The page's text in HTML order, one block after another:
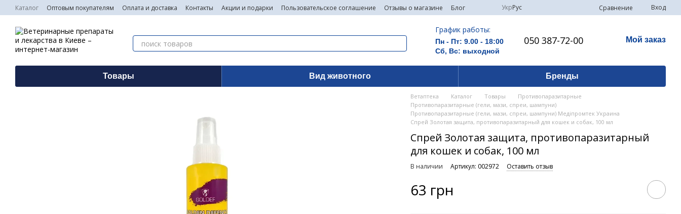
Перейти к основному контенту
Каталог Оптовым покупателям Оплата и доставка Контакты Акции и подарки Пользовательское соглашение Отзывы о магазине Блог УкрРус Сравнение Вход
График работы:
Пн - Пт: 9.00 - 18:00
Сб, Вс: выходной
050 387-72-00 Мой заказ
Товары Вид животного Бренды
Ветаптека Каталог Товары
Противопаразитарные
Противопаразитарные (гели, мази, спреи, шампуни)
Противопаразитарные (гели, мази, спреи, шампуни) Медіпромтек Украина
Спрей Золотая защита, противопаразитарный для кошек и собак, 100 мл
Спрей Золотая защита, противопаразитарный
для кошек и собак, 100 мл
В наличии Артикул: 002972 Оставить отзыв
63 грн